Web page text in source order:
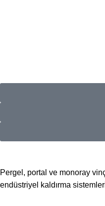
Pergel, portal ve monoray
endüstriyel kaldırma